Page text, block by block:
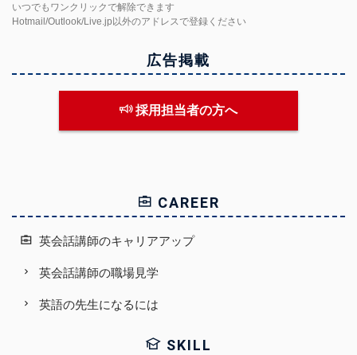
いつでもワンクリックで解除できます
Hotmail/Outlook/Live.jp以外のアドレスで登録ください
広告掲載
採用担当者の方へ
CAREER
英会話講師のキャリアアップ
英会話講師の職場見学
英語の先生になるには
SKILL